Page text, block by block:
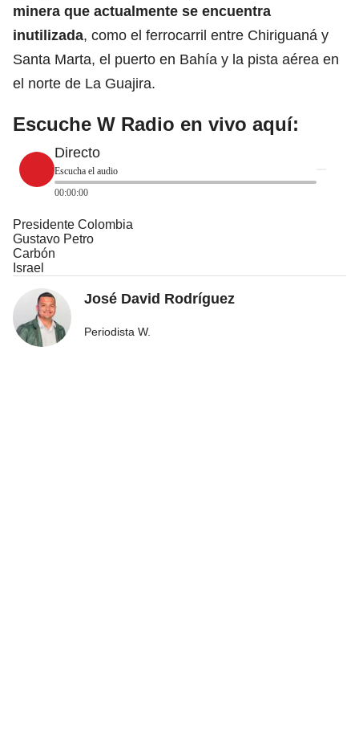
minera que actualmente se encuentra
inutilizada, como el ferrocarril entre Chiriguaná y
Santa Marta, el puerto en Bahía y la pista aérea en
el norte de La Guajira.
Escuche W Radio en vivo aquí:
Directo
Escucha el audio
00:00:00
Presidente Colombia
Gustavo Petro
Carbón
Israel
José David Rodríguez
Periodista W.